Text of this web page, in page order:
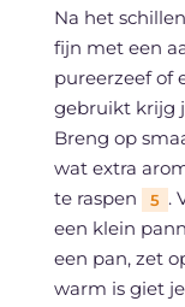
Na het
fijn met een
pureerzeef of
gebruikt krijg
Breng op
wat extra
te raspen
5 .
een klein
een pan, zet
warm is giet